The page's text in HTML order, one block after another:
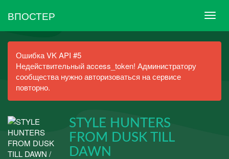
ВПОСТЕР
Ошибка VK API #5
Недействительный access_token! Администратору
сообщества нужно авторизоваться на сервисе
повторно.
STYLE HUNTERS
FROM DUSK TILL
DAWN